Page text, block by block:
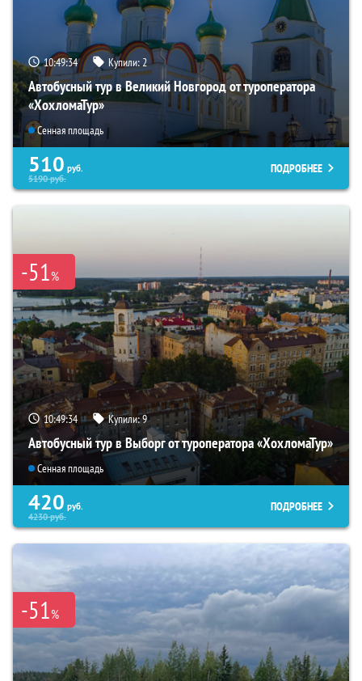
10:49:33 Купили:2
Автобусный тур в Великий Новгород от туроператора
«ХохломаТур»
Сенная площадь
510 руб.
5190руб.
ПОДРОБНЕЕ
-51%
10:49:33 Купили:9
Автобусный тур в Выборг от туроператора «ХохломаТур»
Сенная площадь
420 руб.
4230руб.
ПОДРОБНЕЕ
-51%